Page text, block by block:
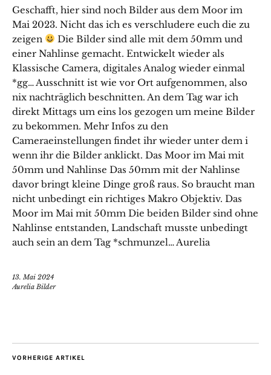
Geschafft, hier sind noch Bilder aus dem Moor im
Mai 2023. Nicht das ich es verschludere euch die zu
zeigen
Die Bilder sind alle mit dem 50mm und
einer Nahlinse gemacht. Entwickelt wieder als
Klassische Camera, digitales Analog wieder einmal
*gg… Ausschnitt ist wie vor Ort aufgenommen, also
nix nachträglich beschnitten. An dem Tag war ich
direkt Mittags um eins los gezogen um meine Bilder
zu bekommen. Mehr Infos zu den
Cameraeinstellungen findet ihr wieder unter dem i
wenn ihr die Bilder anklickt. Das Moor im Mai mit
50mm und Nahlinse Das 50mm mit der Nahlinse
davor bringt kleine Dinge groß raus. So braucht man
nicht unbedingt ein richtiges Makro Objektiv. Das
Moor im Mai mit 50mm Die beiden Bilder sind ohne
Nahlinse entstanden, Landschaft musste unbedingt
auch sein an dem Tag *schmunzel… Aurelia
13. Mai 2024
Aurelia Bilder
VORHERIGE ARTIKEL